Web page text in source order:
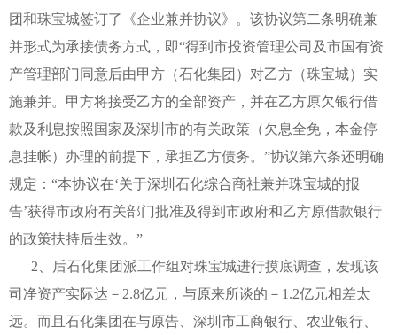
团和珠宝城签订了《企业兼并协议》。该协议第二条明确兼
并形式为承接债务方式，即“得到市投资管理公司及市国有资
产管理部门同意后由甲方（石化集团）对乙方（珠宝城）实
施兼并。甲方将接受乙方的全部资产，并在乙方原欠银行借
款及利息按照国家及深圳市的有关政策（欠息全免，本金停
息挂帐）办理的前提下，承担乙方债务。”协议第六条还明确
规定：“本协议在‘关于深圳石化综合商社兼并珠宝城的报
告’获得市政府有关部门批准及得到市政府和乙方原借款银行
的政策扶持后生效。”
2、后石化集团派工作组对珠宝城进行摸底调查，发现该
司净资产实际达－2.8亿元，与原来所谈的－1.2亿元相差太
远。而且石化集团在与原告、深圳市工商银行、农业银行、